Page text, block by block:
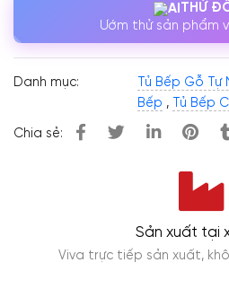
THỬ
Ướm thử sản phẩm
Danh mục: Tủ Bếp Gỗ Tự
Bếp , Tủ Bếp
Chia sẻ:
Sản xuất tại
Viva trực tiếp sản xuất,